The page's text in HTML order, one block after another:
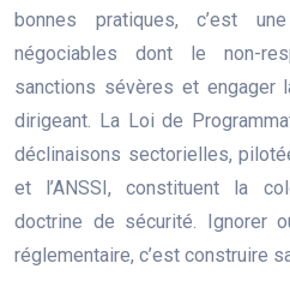
bonnes pratiques, c’est
négociables dont le non-
sanctions sévères et engager
dirigeant. La Loi de
déclinaisons sectorielles,
et l’ANSSI, constituent la
doctrine de sécurité. Ignorer
réglementaire, c’est construire